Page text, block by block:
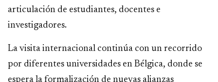
articulación de estudiantes, docentes e
investigadores.
La visita internacional continúa con un recorrido
por diferentes universidades en Bélgica, donde se
espera la formalización de nuevas alianzas